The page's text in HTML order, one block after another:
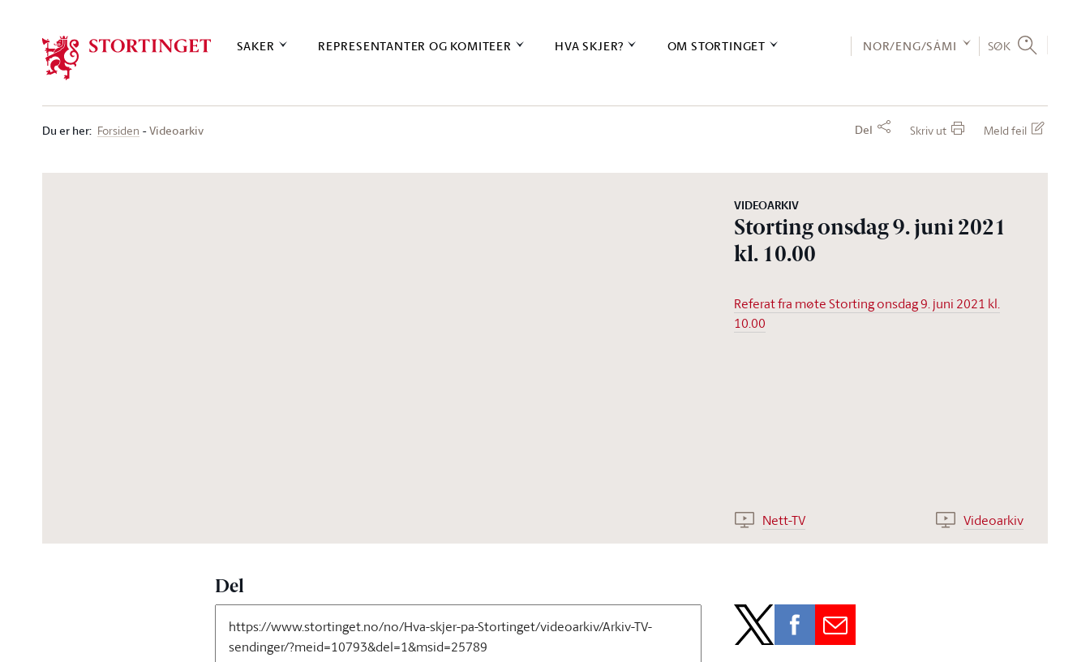
SAKER REPRESENTANTER OG KOMITEER HVA SKJER? OM STORTINGET NOR/ENG/SÁMI SØK
Du er her: Forsiden Videoarkiv Del Skriv ut Meld feil
VIDEOARKIV
Storting onsdag 9. juni 2021
kl. 10.00
Referat fra møte Storting onsdag 9. juni 2021 kl.
10.00
Nett-TV Videoarkiv
Del